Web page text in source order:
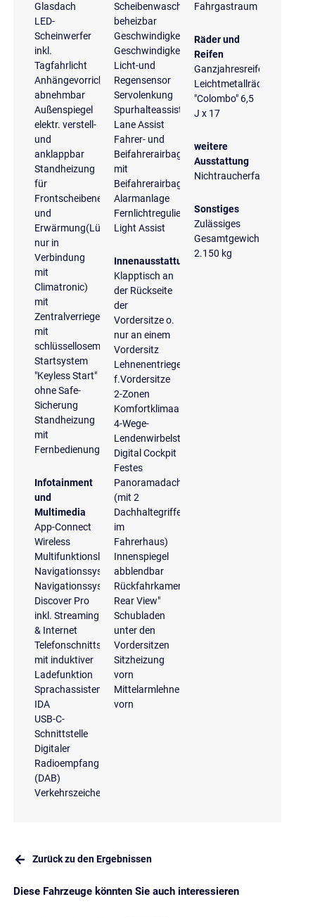
Glasdach
LED-
Scheinwerfer
inkl.
Tagfahrlicht
Anhängevorrichtung
abnehmbar
Außenspiegel
elektr. verstell-
und
anklappbar
Standheizung
für
Frontscheibenenteisung
und
Erwärmung(Lüftung
nur in
Verbindung
mit
Climatronic)
mit
Zentralverriegelung
mit
schlüssellosem
Startsystem
"Keyless Start"
ohne Safe-
Sicherung
Standheizung
mit
Fernbedienung
Infotainment
und
Multimedia
App-Connect
Wireless
Multifunktionslenkrad
Navigationssystem
Navigationssystem
Discover Pro
inkl. Streaming
& Internet
Telefonschnittstelle
mit induktiver
Ladefunktion
Sprachassistent
IDA
USB-C-
Schnittstelle
Digitaler
Radioempfang
(DAB)
Verkehrszeichenerkennung
Scheibenwaschdüsen
beheizbar
Geschwindigkeitsbegrenzungsanlage
Geschwindigkeitsregelanlage
Licht-und
Regensensor
Servolenkung
Spurhalteassistent
Lane Assist
Fahrer- und
Beifahrerairbag
mit
Beifahrerairbagdeaktivierung
Alarmanlage
Fernlichtregulierung
Light Assist
Innenausstattung
Klapptisch an
der Rückseite
der
Vordersitze o.
nur an einem
Vordersitz
Lehnenentriegelung
f.Vordersitze
2-Zonen
Komfortklimaautomatik
4-Wege-
Lendenwirbelstütze
Digital Cockpit
Festes
Panoramadach
(mit 2
Dachhaltegriffen
im
Fahrerhaus)
Innenspiegel
abblendbar
Rückfahrkamera
Rear View"
Schubladen
unter den
Vordersitzen
Sitzheizung
vorn
Mittelarmlehne
vorn
Fahrgastraum
Räder und
Reifen
Ganzjahresreifen
Leichtmetallräder
"Colombo" 6,5
J x 17
weitere
Ausstattung
Nichtraucherfahrzeug
Sonstiges
Zulässiges
Gesamtgewicht
2.150 kg
Zurück zu den Ergebnissen
Diese Fahrzeuge könnten Sie auch interessieren